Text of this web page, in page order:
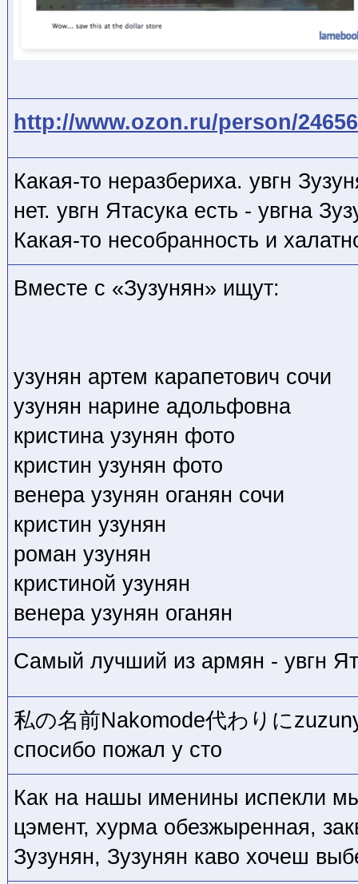
http://www.ozon.ru/person/
Какая-то неразбериха. увгн
нет. увгн Ятасука есть - увгна
Какая-то несобранность и
Вместе с «Зузунян» ищут:
узунян артем карапетович сочи
узунян нарине адольфовна
кристина узунян фото
кристин узунян фото
венера узунян оганян сочи
кристин узунян
роман узунян
кристиной узунян
венера узунян оганян
Самый лучший из армян - увгн
私の名前Nakomode代わりに
спосибо пожал у сто
Как на нашы именины испекли
цэмент, хурма обезжыренная,
Зузунян, Зузунян каво хочеш